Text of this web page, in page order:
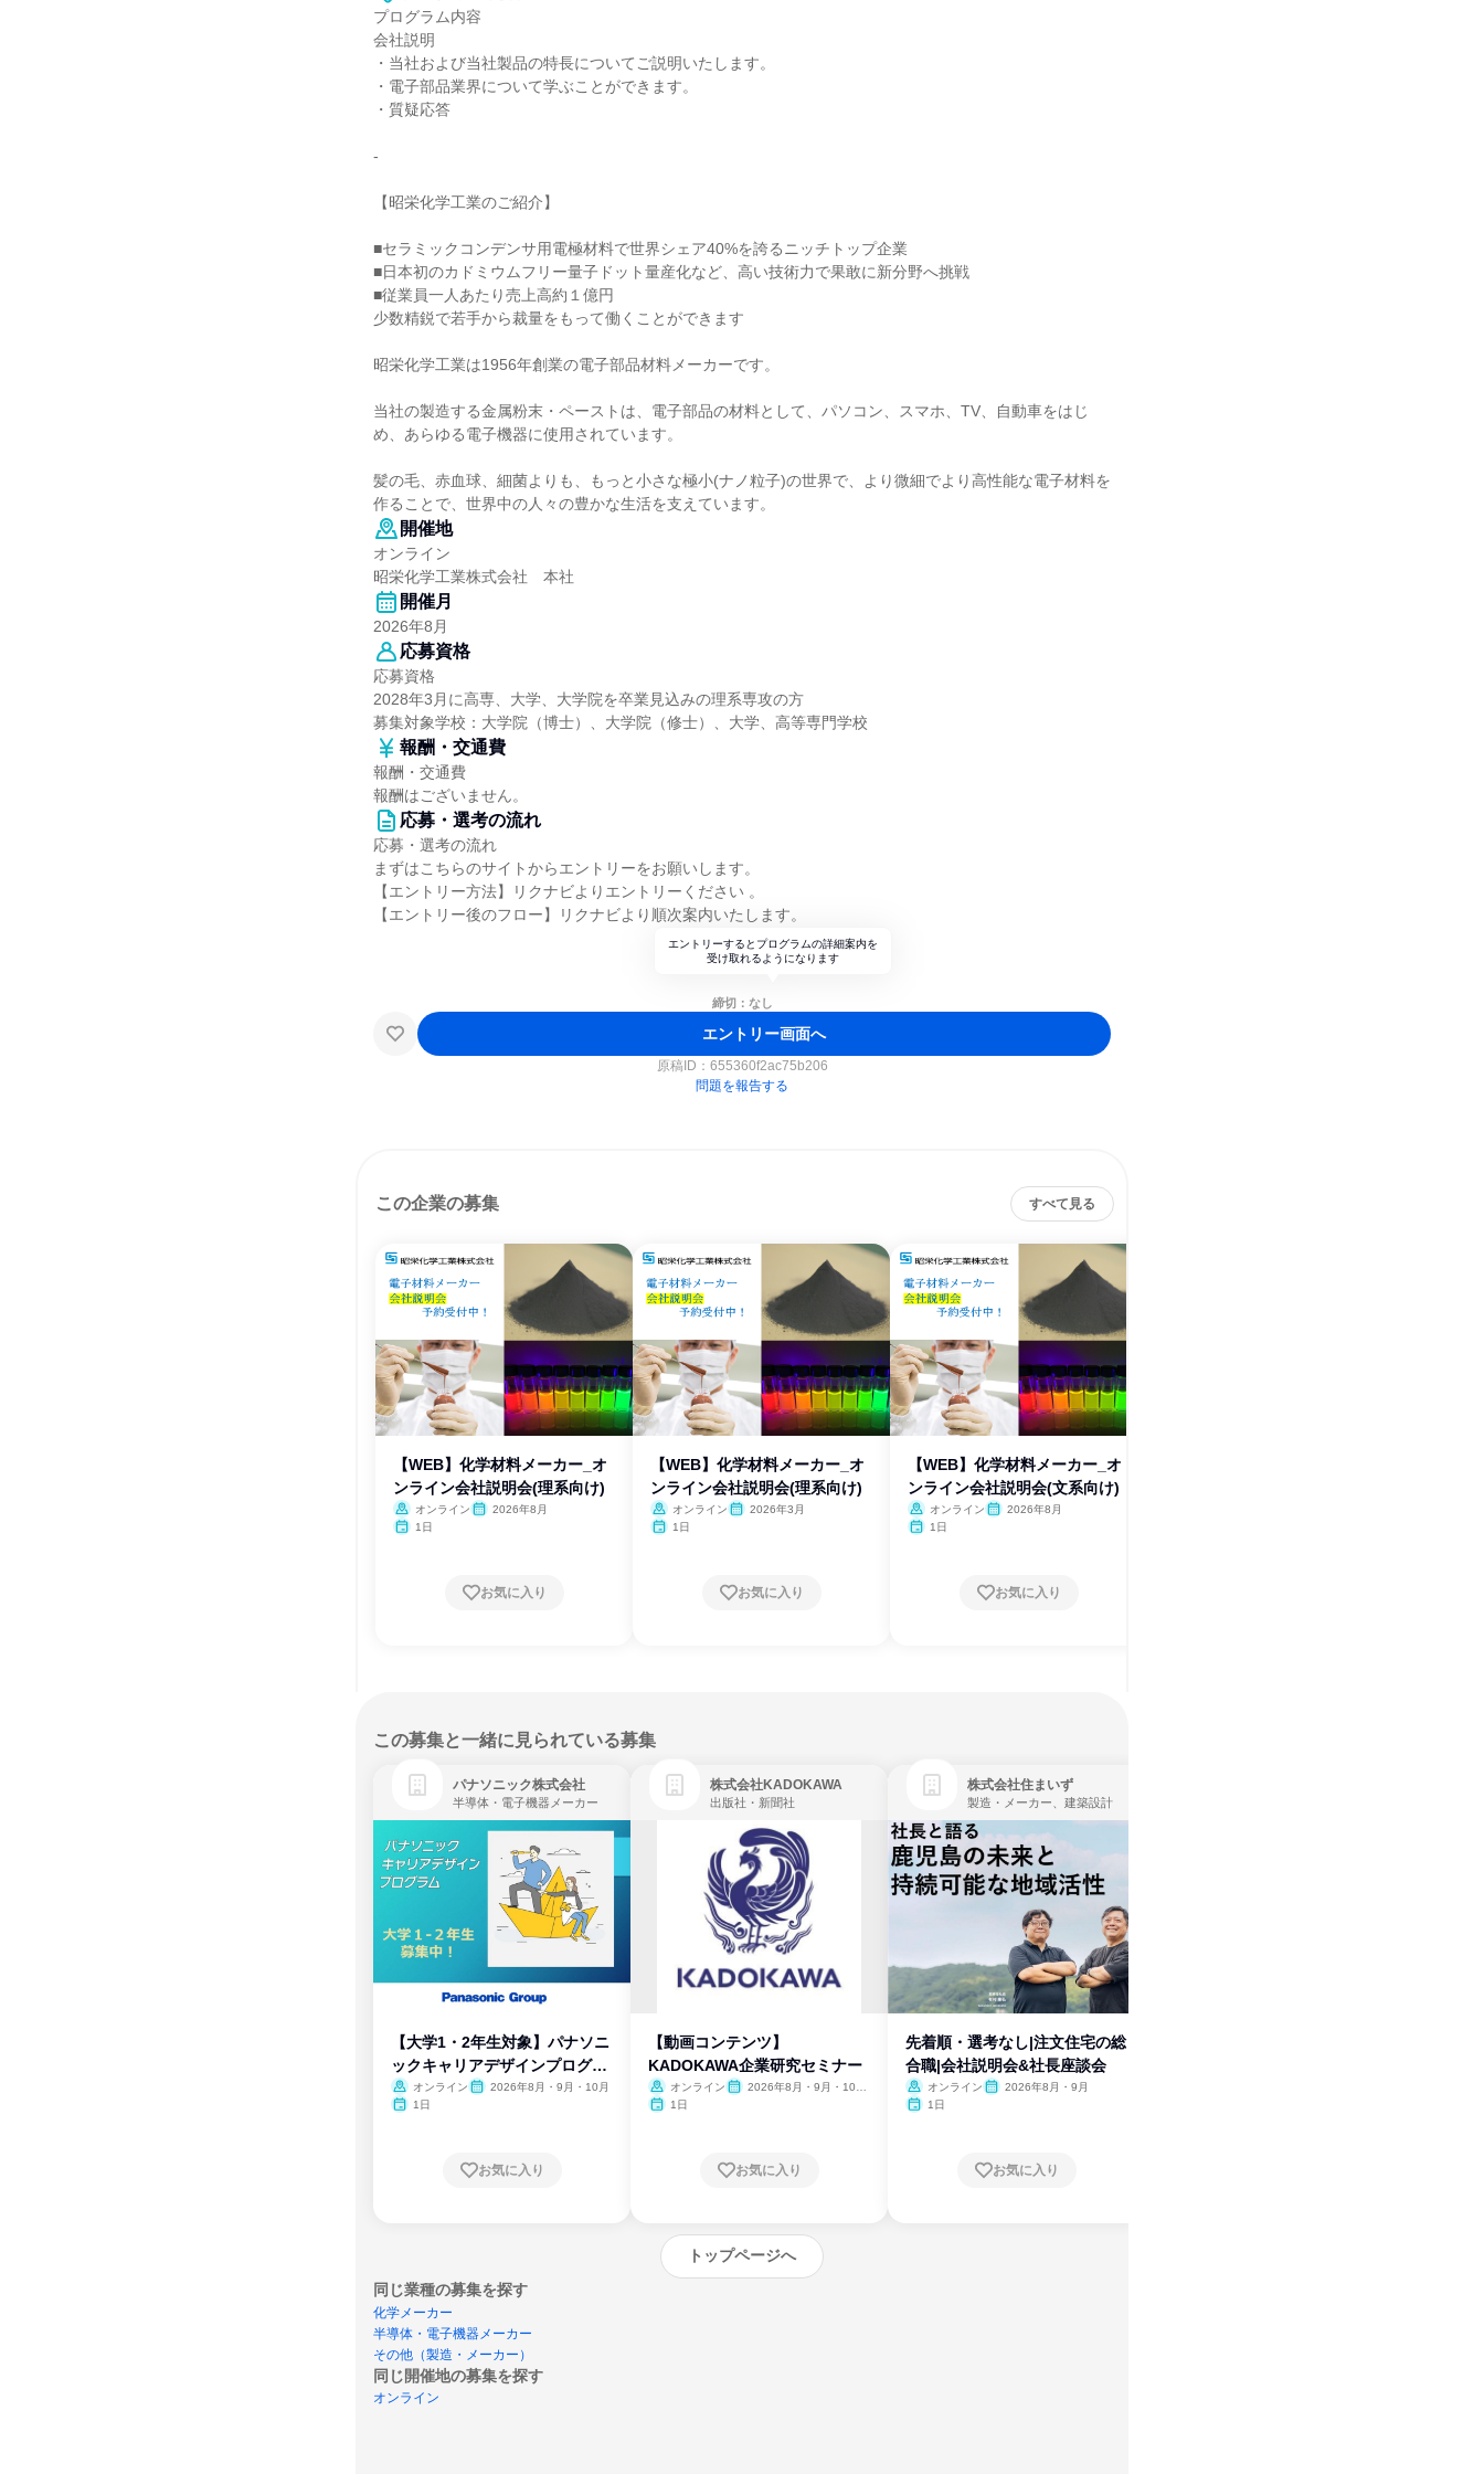
プログラム内容
会社説明
・当社および当社製品の特長についてご説明いたします。
・電子部品業界について学ぶことができます。
・質疑応答
-
【昭栄化学工業のご紹介】
■セラミックコンデンサ用電極材料で世界シェア40%を誇るニッチトップ企業
■日本初のカドミウムフリー量子ドット量産化など、高い技術力で果敢に新分野へ挑戦
■従業員一人あたり売上高約１億円
少数精鋭で若手から裁量をもって働くことができます
昭栄化学工業は1956年創業の電子部品材料メーカーです。
当社の製造する金属粉末・ペーストは、電子部品の材料として、パソコン、スマホ、TV、自動車をはじ
め、あらゆる電子機器に使用されています。
髪の毛、赤血球、細菌よりも、もっと小さな極小(ナノ粒子)の世界で、より微細でより高性能な電子材料を
作ることで、世界中の人々の豊かな生活を支えています。
開催地
オンライン
昭栄化学工業株式会社 本社
開催月
2026年8月
応募資格
応募資格
2028年3月に高専、大学、大学院を卒業見込みの理系専攻の方
募集対象学校：大学院（博士）、大学院（修士）、大学、高等専門学校
報酬・交通費
報酬・交通費
報酬はございません。
応募・選考の流れ
応募・選考の流れ
まずはこちらのサイトからエントリーをお願いします。
【エントリー方法】リクナビよりエントリーください 。
【エントリー後のフロー】リクナビより順次案内いたします。
エントリーするとプログラムの詳細案内を
受け取れるようになります
締切：なし
エントリー画面へ
原稿ID： 655360f2ac75b206
問題を報告する
この企業の募集 すべて見る
【WEB】化学材料メーカー_オ
ンライン会社説明会(理系向け)
オンライン
2026年8月
1日
お気に入り
【WEB】化学材料メーカー_オ
ンライン会社説明会(理系向け)
オンライン
2026年3月
1日
お気に入り
【WEB】化学材料メーカー_オ
ンライン会社説明会(文系向け)
オンライン
2026年8月
1日
お気に入り
この募集と一緒に見られている募集
パナソニック株式会社
半導体・電子機器メーカー
【大学1・2年生対象】パナソニ
ックキャリアデザインプログラ
ム
オンライン
2026年8月・9月・10月
1日
お気に入り
株式会社KADOKAWA
出版社・新聞社
【動画コンテンツ】
KADOKAWA企業研究セミナー
オンライン
2026年8月・9月・10
1日
お気に入り
株式会社住まいず
製造・メーカー、建築設計
先着順・選考なし|注文住宅の総
合職|会社説明会&社長座談会
オンライン
2026年8月・9月
1日
お気に入り
トップページへ
同じ業種の募集を探す
化学メーカー
半導体・電子機器メーカー
その他（製造・メーカー）
同じ開催地の募集を探す
オンライン